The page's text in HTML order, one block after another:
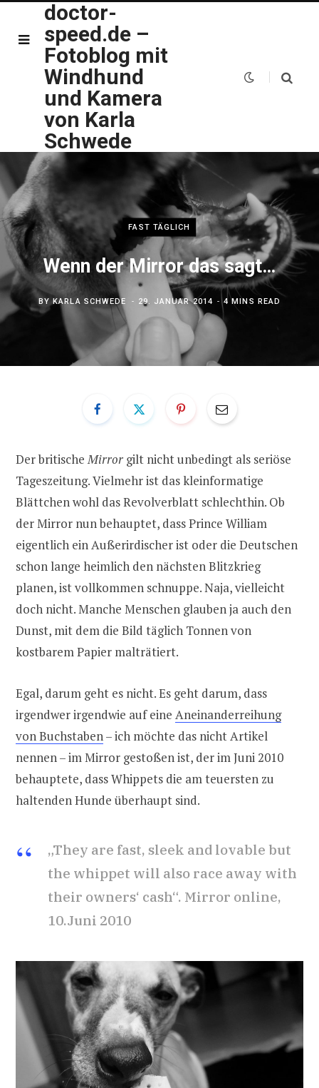
doctor-
speed.de –
Fotoblog mit
Windhund
und Kamera
von Karla
Schwede
FAST TÄGLICH
Wenn der Mirror das sagt…
BYKARLA SCHWEDE 29. JANUAR 2014 4 MINS READ
Der britischeMirror gilt nicht unbedingt als seriöse
Tageszeitung. Vielmehr ist das kleinformatige
Blättchen wohl das Revolverblatt schlechthin. Ob
der Mirror nun behauptet, dass Prince William
eigentlich ein Außerirdischer ist oder die Deutschen
schon lange heimlich den nächsten Blitzkrieg
planen, ist vollkommen schnuppe. Naja, vielleicht
doch nicht. Manche Menschen glauben ja auch den
Dunst, mit dem die Bild täglich Tonnen von
kostbarem Papier malträtiert.
Egal, darum geht es nicht. Es geht darum, dass
irgendwer irgendwie auf eine Aneinanderreihung
von Buchstaben– ich möchte das nicht Artikel
nennen – im Mirror gestoßen ist, der im Juni 2010
behauptete, dass Whippets die am teuersten zu
haltenden Hunde überhaupt sind.
„They are fast, sleek and lovable but
the whippet will also race away with
their owners‘ cash“. Mirror online,
10.Juni 2010